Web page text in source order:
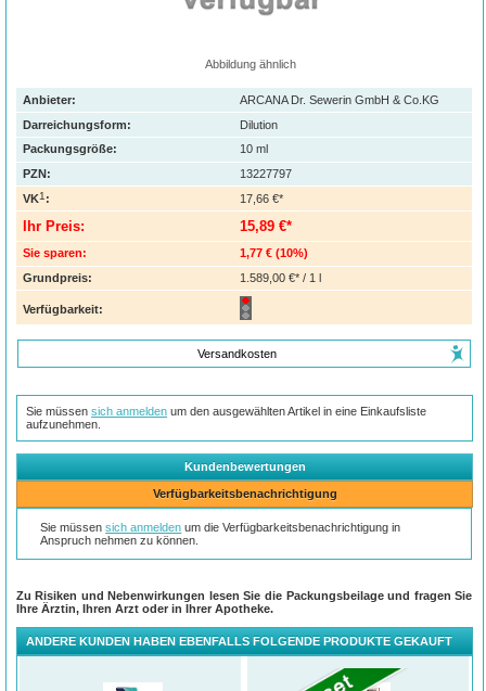
Abbildung ähnlich
Anbieter:
ARCANA Dr. Sewerin GmbH & Co.KG
Darreichungsform:
Dilution
Packungsgröße:
10 ml
PZN:
13227797
VK1: 17,66 €*
Ihr Preis: 15,89 €*
Sie sparen: 1,77 € (10%)
Grundpreis:
1.589,00 €* / 1 l
Verfügbarkeit:
Versandkosten
Sie müssensich anmelden um den ausgewählten Artikel in eine Einkaufsliste
aufzunehmen.
Kundenbewertungen
Verfügbarkeitsbenachrichtigung
Sie müssensich anmelden um die Verfügbarkeitsbenachrichtigung in
Anspruch nehmen zu können.
Zu Risiken und Nebenwirkungen lesen Sie die Packungsbeilage und fragen Sie
Ihre Ärztin, Ihren Arzt oder in Ihrer Apotheke.
ANDERE KUNDEN HABEN EBENFALLS FOLGENDE PRODUKTE GEKAUFT